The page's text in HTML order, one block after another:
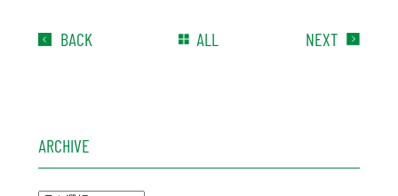
BACK ALL NEXT
ARCHIVE